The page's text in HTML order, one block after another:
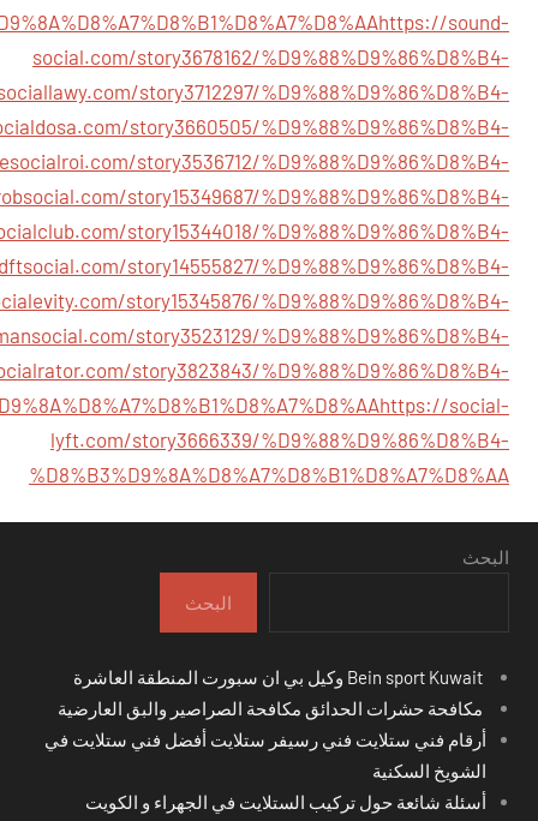
https://sound-
social.com/story3678162/%D9%88%D9%86%D8%B4-
story3712297/%D9%88%D9%86%D8%B4-
story3660505/%D9%88%D9%86%D8%B4-
story3536712/%D9%88%D9%86%D8%B4-
story15349687/%D9%88%D9%86%D8%B4-
story15344018/%D9%88%D9%86%D8%B4-
story14555827/%D9%88%D9%86%D8%B4-
story15345876/%D9%88%D9%86%D8%B4-
story3523129/%D9%88%D9%86%D8%B4-
story3823843/%D9%88%D9%86%D8%B4-
https://social-
lyft.com/story3666339/%D9%88%D9%86%D8%B4-
%D8%B3%D9%8A%D8%A7%D8%B1%D8%A7%D8%AA
البحث
البحث
مكافحة حشرات الحدائق مكافحة الصراصير والبق العارضية
أرقام فني ستلايت فني رسيفر ستلايت أفضل فني ستلايت في
الشويخ السكنية
أسئلة شائعة حول تركيب الستلايت في الجهراء و الكويت